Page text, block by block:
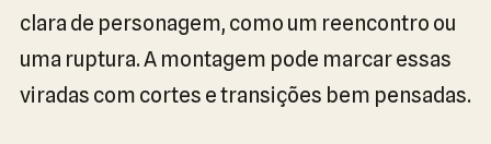
clara de personagem, como um reencontro ou
uma ruptura. A montagem pode marcar essas
viradas com cortes e transições bem pensadas.